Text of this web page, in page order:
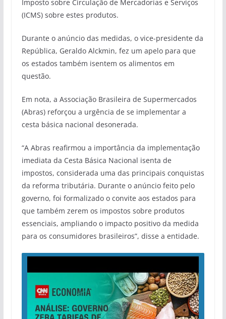
Imposto sobre Circulação de Mercadorias e Serviços
(ICMS) sobre estes produtos.
Durante o anúncio das medidas, o vice-presidente da
República, Geraldo Alckmin, fez um apelo para que
os estados também isentem os alimentos em
questão.
Em nota, a Associação Brasileira de Supermercados
(Abras) reforçou a urgência de se implementar a
cesta básica nacional desonerada.
“A Abras reafirmou a importância da implementação
imediata da Cesta Básica Nacional isenta de
impostos, considerada uma das principais conquistas
da reforma tributária. Durante o anúncio feito pelo
governo, foi formalizado o convite aos estados para
que também zerem os impostos sobre produtos
essenciais, ampliando o impacto positivo da medida
para os consumidores brasileiros”, disse a entidade.